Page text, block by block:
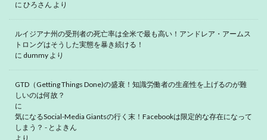
に ひろさん より
ルイジアナ州の受刑者の死亡率は全米で最も高い！アンドレア・アームス
トロングはそうした実態を暴き続ける！
に dummy より
GTD（Getting Things Done)の盛衰！知識労働者の生産性を上げるのが難
しいのは何故？
に
気になるSocial-Media Giantsの行く末！Facebookは限定的な存在になって
しまう？ - とよきん
より